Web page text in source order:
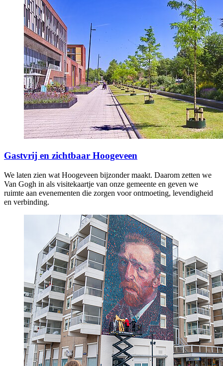
Gastvrij en zichtbaar Hoogeveen
We laten zien wat Hoogeveen bijzonder maakt. Daarom zetten we
Van Gogh in als visitekaartje van onze gemeente en geven we
ruimte aan evenementen die zorgen voor ontmoeting, levendigheid
en verbinding.